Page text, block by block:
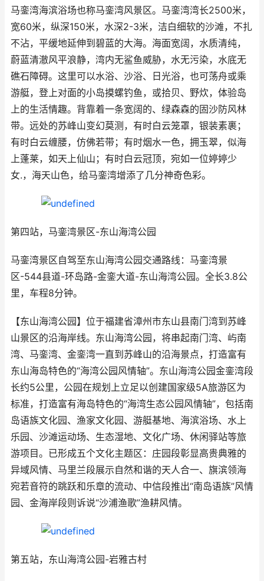
马銮湾海滨浴场也称马銮湾风景区。马銮湾湾长2500米，
宽60米，纵深150米，水深2-3米，洁白细软的沙滩，不扎
不沾，平缓地延伸到碧蓝的大海。海面宽阔，水质清纯，
蔚蓝清澈风平浪静，湾内无鲨鱼威胁，水无污染，水底无
礁石障碍。这里可以水浴、沙浴、日光浴，也可荡舟或乘
游艇，登上对面的小岛摸螺钓鱼，或拾贝、野炊，体验岛
上的生活情趣。背靠着一条宽阔的、绿森森的固沙防风林
带。远处的苏峰山变幻莫测，有时白云笼罩，银装素裹；
有时白云缠腰，仿佛若带；有时烟水一色，拥玉翠，似海
上蓬莱，如天上仙山；有时白云冠顶，宛如一位婷婷少
女.，海天山色，给马銮湾增添了几分神奇色彩。
第四站，马銮湾景区-东山海湾公园
马銮湾景区自驾至东山海湾公园交通路线：马銮湾景
区-544县道-环岛路-金銮大道-东山海湾公园。全长3.8公
里，车程8分钟。
【东山海湾公园】位于福建省漳州市东山县南门湾到苏峰
山景区的沿海岸线。东山海湾公园，将串起南门湾、屿南
湾、马銮湾、金銮湾一直到苏峰山的沿海景点，打造富有
东山海岛特色的“海湾公园风情轴”。东山海湾公园金銮湾段
长约5公里，公园在规划上立足以创建国家级5A旅游区为
标准，打造富有海岛特色的“海湾生态公园风情轴”，包括南
岛语族文化园、渔家文化园、游艇基地、海滨浴场、水上
乐园、沙滩运动场、生态湿地、文化广场、休闲驿站等旅
游项目。已形成五个文化主题区：庄园段彰显高贵典雅的
异域风情、马里兰段展示自然和谐的天人合一、旗滨领海
宛若音符的跳跃和乐章的流动、中信段推出“南岛语族”风情
园、金海岸段则诉说“沙浦渔歌”渔耕风情。
第五站，东山海湾公园-岩雅古村